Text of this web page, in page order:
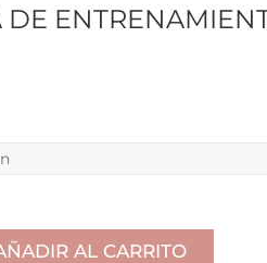
DE
AL CARRITO